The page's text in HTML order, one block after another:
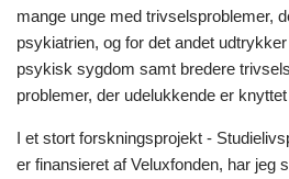
mange unge med trivselsproblemer,
psykiatrien, og for det andet
psykisk sygdom samt bredere
problemer, der udelukkende er
I et stort forskningsprojekt -
er finansieret af Veluxfonden, har jeg